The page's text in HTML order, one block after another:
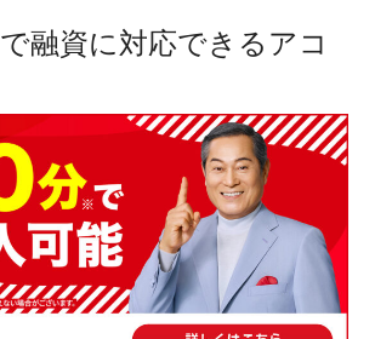
で融資に対応できるアコ